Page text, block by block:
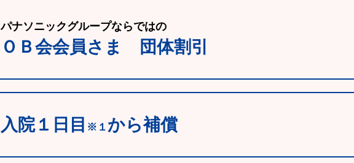
パナソニックグループならではの
ＯＢ会会員さま 団体割引
入院１日目 ※１ から補償